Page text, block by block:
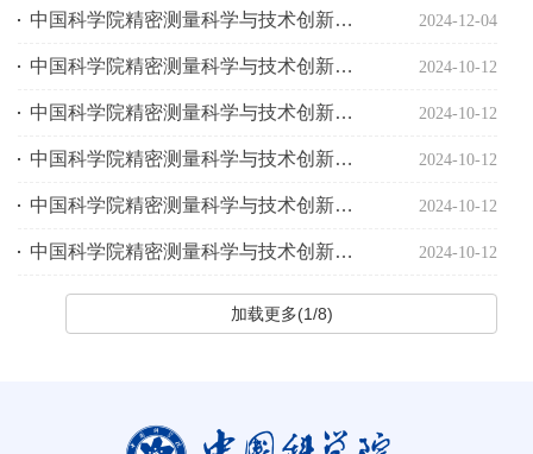
中国科学院精密测量科学与技术创新研究院2024年大学生“菁英”冬令营营员招募启事 2024-12-04
中国科学院精密测量科学与技术创新研究院2025年直博生招生目录 2024-10-12
中国科学院精密测量科学与技术创新研究院2025年博士生招生目录 2024-10-12
中国科学院精密测量科学与技术创新研究院2025年推免生招生目录 2024-10-12
中国科学院精密测量科学与技术创新研究院2025年硕士生招生目录 2024-10-12
中国科学院精密测量科学与技术创新研究院2025年硕士研究生招生简章 2024-10-12
加载更多(1/8)